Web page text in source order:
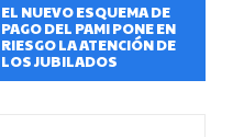
EL NUEVO ESQUEMA DE
PAGO DEL PAMI PONE EN
RIESGO LA ATENCIÓN DE
LOS JUBILADOS